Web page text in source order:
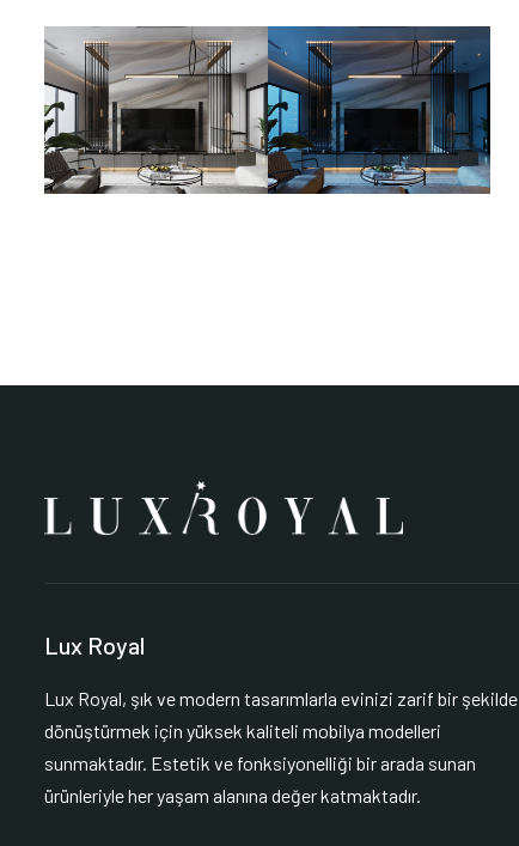
Lux Royal
Lux Royal, şık ve modern tasarımlarla evinizi zarif bir şekilde
dönüştürmek için yüksek kaliteli mobilya modelleri
sunmaktadır. Estetik ve fonksiyonelliği bir arada sunan
ürünleriyle her yaşam alanına değer katmaktadır.